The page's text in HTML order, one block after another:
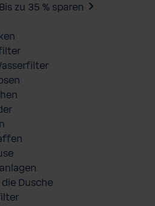
zu 35 % sparen
Dusche